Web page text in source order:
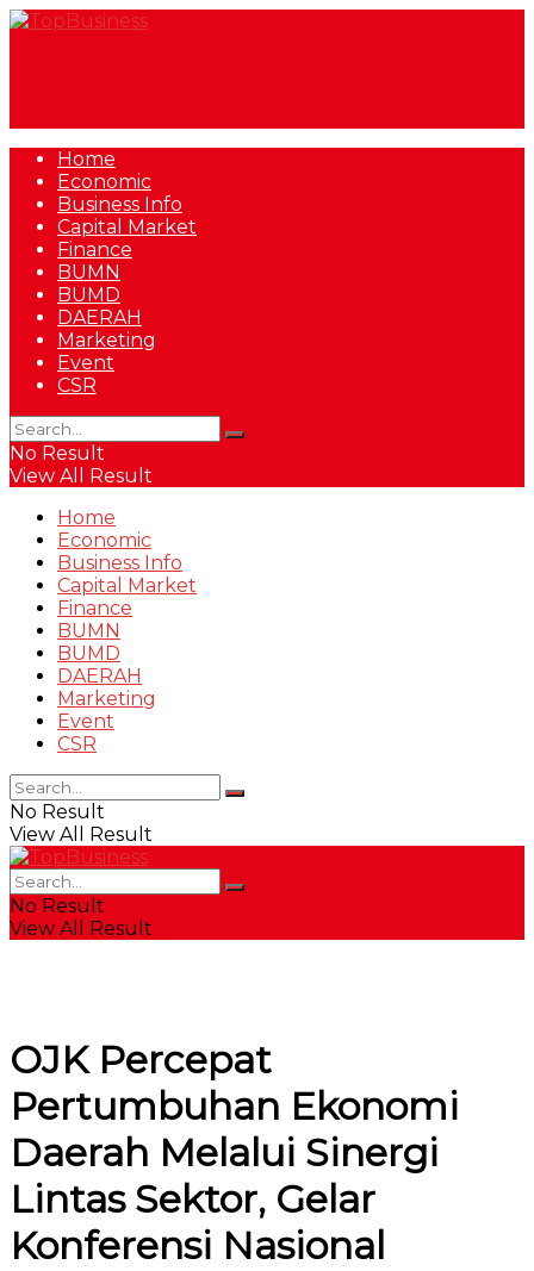
Home
Economic
Business Info
Capital Market
Finance
BUMN
BUMD
DAERAH
Marketing
Event
CSR
No Result
View All Result
Home
Economic
Business Info
Capital Market
Finance
BUMN
BUMD
DAERAH
Marketing
Event
CSR
No Result
View All Result
No Result
View All Result
OJK Percepat
Pertumbuhan Ekonomi
Daerah Melalui Sinergi
Lintas Sektor, Gelar
Konferensi Nasional